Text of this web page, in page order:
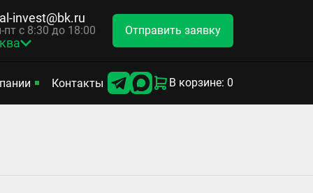
invest@bk.ru
пт с 8:30 до 18:00 Отправить заявку
Контакты В корзине: 0